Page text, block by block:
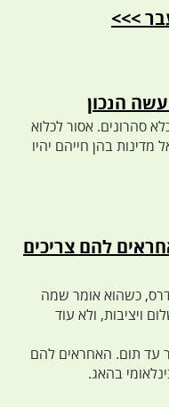
>>>
הנכון
סהרונים. אסור לכלוא
בהן חייהם יהיו
להם צריכים
כשהוא אומר שמה
ויציבות, ולא עוד
עד תום. האחראים להם
בהאג.